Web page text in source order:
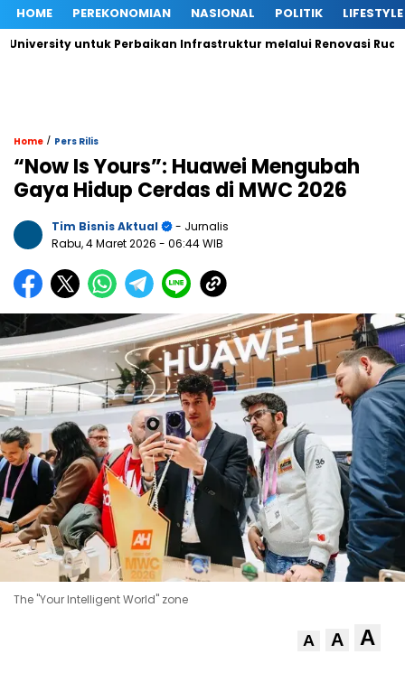
HOME PEREKONOMIAN NASIONAL POLITIK LIFESTYLE
untuk Perbaikan Infrastruktur melalui Renovasi Ruang
Home / Pers Rilis
“Now Is Yours”: Huawei Mengubah
Gaya Hidup Cerdas di MWC 2026
Tim Bisnis Aktual
- Jurnalis
Rabu, 4 Maret 2026 - 06:44 WIB
The "Your Intelligent World" zone
A A A